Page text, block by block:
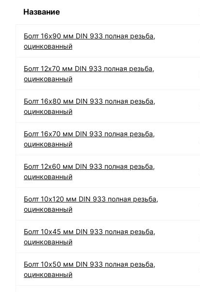
Название
Болт 16х90 мм DIN 933 полная резьба,
оцинкованный
Болт 12х70 мм DIN 933 полная резьба,
оцинкованный
Болт 16х80 мм DIN 933 полная резьба,
оцинкованный
Болт 16х70 мм DIN 933 полная резьба,
оцинкованный
Болт 12х60 мм DIN 933 полная резьба,
оцинкованный
Болт 10х120 мм DIN 933 полная резьба,
оцинкованный
Болт 10х45 мм DIN 933 полная резьба,
оцинкованный
Болт 10х50 мм DIN 933 полная резьба,
оцинкованный